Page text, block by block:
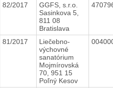
82/2017
GGFS, s.r.o.
Sasinkova 5,
811 08
Bratislava
81/2017
Liečebno-
výchovné
sanatórium
Mojmírovská
70, 951 15
Poľný Kesov